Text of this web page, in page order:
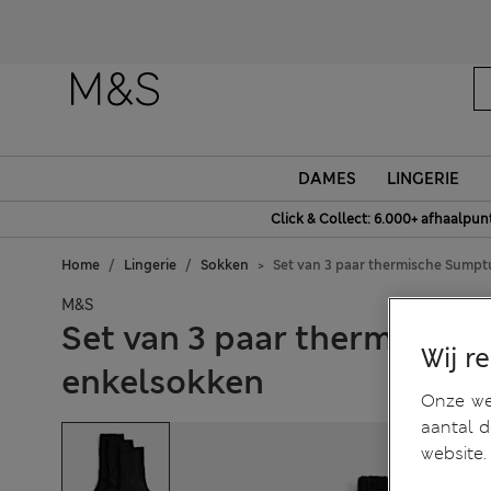
DAMES LINGERIE
Click & Collect: 6.000+
Home Lingerie Sokken Set van 3 paar thermische
M&S
Set van 3 paar
enkelsokken
Wij
Onze
aantal